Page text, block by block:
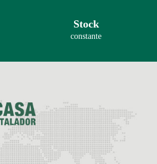
Stock
constante